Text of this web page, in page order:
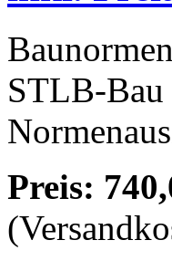
STLB-Bau
Preis: